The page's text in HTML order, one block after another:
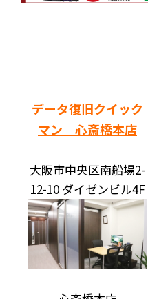
データ復旧クイック
マン 心斎橋本店
大阪市中央区南船場2-
12-10 ダイゼンビル4F